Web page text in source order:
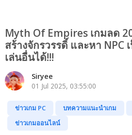
Myth Of Empires เกมลด
สร้างจักรวรรดิ์ และหา NPC
เล่นอื่นได้!!!
Siryee
01 Jul 2025, 03:55:00
ข่าวเกม PC บทความแนะนำเกม
ข่าวเกมออนไลน์